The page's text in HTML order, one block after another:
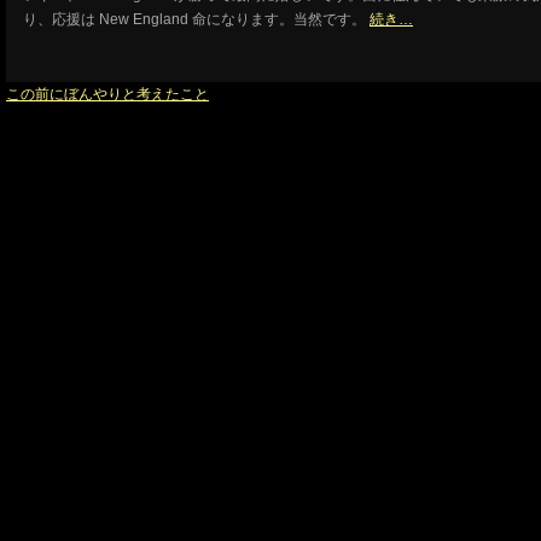
り、応援は New England 命になります。当然です。 続き…
この前にぼんやりと考えたこと